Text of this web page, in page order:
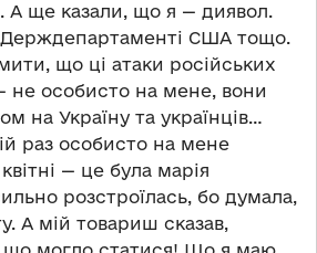
А ще казали, що я — диявол.
США тощо.
що ці атаки російських
не особисто на мене, вони
на Україну та українців…
раз особисто на мене
— це була марія
розстроїлась, бо думала,
А мій товариш сказав,